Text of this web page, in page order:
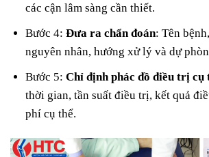
các cận lâm sàng cần thiết.
Bước 4:Đưa ra chẩn đoán: Tên
nguyên nhân, hướng xử lý và dự
Bước 5:Chỉ định phác đồ điều trị cụ
thời gian, tần suất điều trị, kết quả
phí cụ thể.